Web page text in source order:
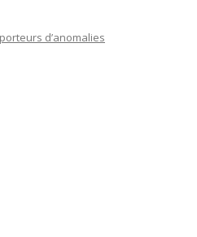
d’anomalies